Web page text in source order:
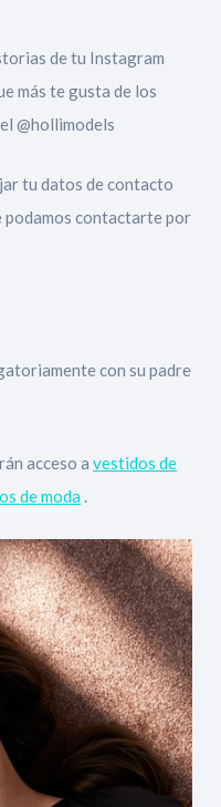
de tu Instagram
más te gusta de los
@hollimodels
tu datos de contacto
podamos contactarte por
con su padre
acceso avestidos de
de moda .